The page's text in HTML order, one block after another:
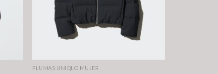
PLUMAS UNIQLO MUJER